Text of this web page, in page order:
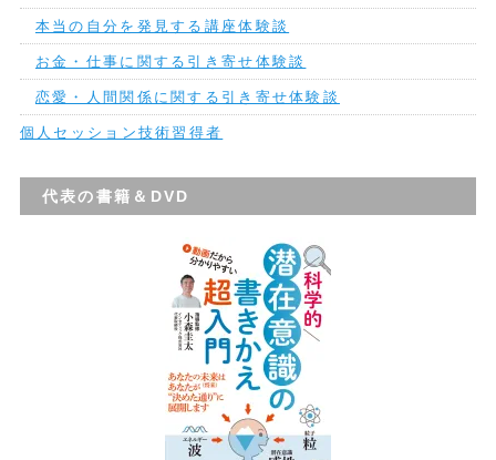
本当の自分を発見する講座体験談
お金・仕事に関する引き寄せ体験談
恋愛・人間関係に関する引き寄せ体験談
個人セッション技術習得者
代表の書籍＆DVD